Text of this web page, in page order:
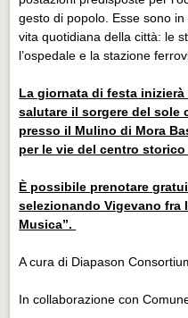
gesto di popolo. Esse sono
vita quotidiana della città: le
l’ospedale e la stazione
La giornata di festa
salutare il sorgere del sole
presso il Mulino di Mora
per le vie del centro
È possibile prenotare
selezionando Vigevano fra
Musica”.
A cura di Diapason
In collaborazione con